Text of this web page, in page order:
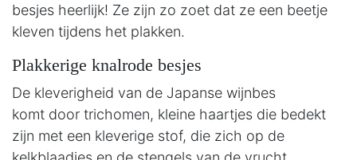
besjes heerlijk! Ze zijn zo zoet dat ze een beetje
kleven tijdens het plakken.
Plakkerige knalrode besjes
De kleverigheid van de Japanse wijnbes
komt door trichomen, kleine haartjes die bedekt
zijn met een kleverige stof, die zich op de